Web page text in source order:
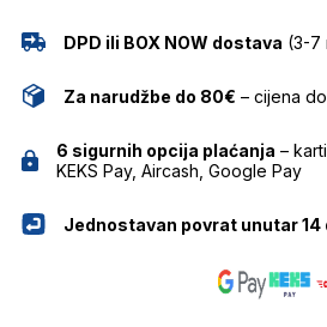
DPD ili BOX NOW dostava (3-7
Za narudžbe do 80€ – cijena
6 sigurnih opcija plaćanja –
KEKS Pay, Aircash, Google Pay
Jednostavan povrat unutar 14